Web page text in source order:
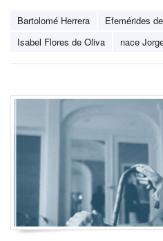
Bartolomé Herrera
Efemérides
Isabel Flores de Oliva
nace